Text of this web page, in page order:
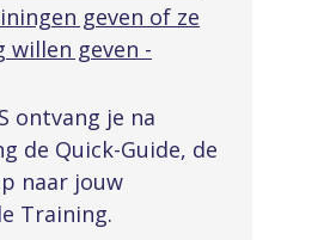
geven of ze
willen geven -
ontvang je na
de Quick-Guide, de
naar jouw
Training.